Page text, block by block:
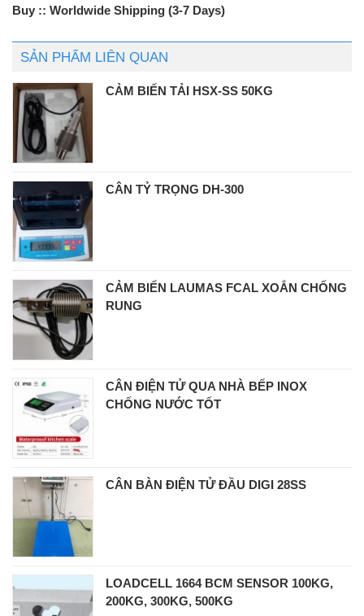
Buy :: Worldwide Shipping (3-7 Days)
SẢN PHẨM LIÊN QUAN
CẢM BIẾN TẢI HSX-SS 50KG
CÂN TỶ TRỌNG DH-300
CẢM BIẾN LAUMAS FCAL XOẮN CHỐNG
RUNG
CÂN ĐIỆN TỬ QUA NHÀ BẾP INOX
CHỐNG NƯỚC TỐT
CÂN BÀN ĐIỆN TỬ ĐẦU DIGI 28SS
LOADCELL 1664 BCM SENSOR 100KG,
200KG, 300KG, 500KG